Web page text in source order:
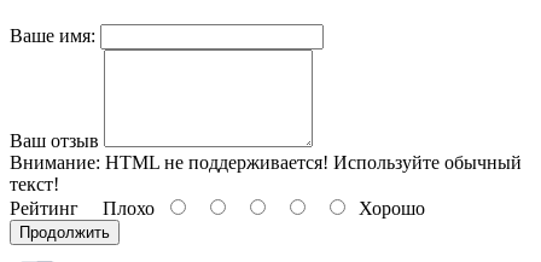
Ваше имя:
Ваш отзыв
Внимание: HTML не поддерживается! Используйте обычный
текст!
Рейтинг Плохо Хорошо
Продолжить